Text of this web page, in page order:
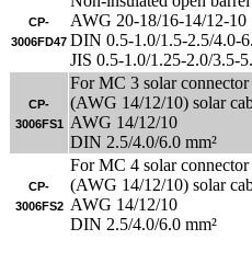
CP-
3006FD47
AWG 20-18/16-14/12-10
DIN 0.5-1.0/1.5-2.5/4.0-
JIS 0.5-1.0/1.25-2.0/3.5-
CP-
3006FS1
For MC 3 solar
(AWG 14/12/10) solar
AWG 14/12/10
DIN 2.5/4.0/6.0 mm²
CP-
3006FS2
For MC 4 solar
(AWG 14/12/10) solar
AWG 14/12/10
DIN 2.5/4.0/6.0 mm²